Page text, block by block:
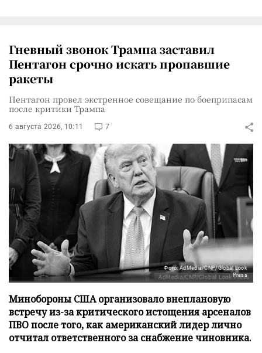
Гневный звонок Трампа заставил
Пентагон срочно искать пропавшие
ракеты
Пентагон провел экстренное совещание по боеприпасам
после критики Трампа
6 августа 2026, 10:11 7
Фото: AdMedia/CNP/Global Look
Press
Минобороны США организовало внеплановую
встречу из-за критического истощения арсеналов
ПВО после того, как американский лидер лично
отчитал ответственного за снабжение чиновника.